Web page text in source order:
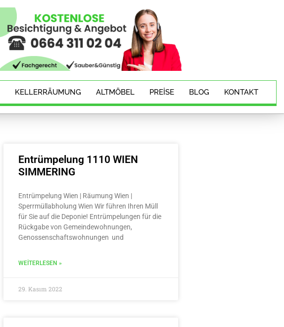
KELLERRÄUMUNG ALTMÖBEL PREISE BLOG KONTAKT
Entrümpelung 1110 WIEN
SIMMERING
Entrümpelung Wien | Räumung Wien |
Sperrmüllabholung Wien Wir führen Ihren Müll
für Sie auf die Deponie! Entrümpelungen für die
Rückgabe von Gemeindewohnungen,
Genossenschaftswohnungen und
WEITERLESEN »
29. Kasım 2022